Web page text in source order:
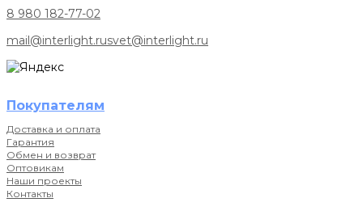
8 980 182-77-02
mail@interlight.rusvet@interlight.ru
Покупателям
Доставка и оплата
Гарантия
Обмен и возврат
Оптовикам
Наши проекты
Контакты